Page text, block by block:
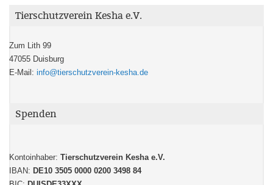
Tierschutzverein Kesha e.V.
Zum Lith 99
47055 Duisburg
E-Mail: info@tierschutzverein-kesha.de
Spenden
Kontoinhaber: Tierschutzverein Kesha e.V.
IBAN: DE10 3505 0000 0200 3498 84